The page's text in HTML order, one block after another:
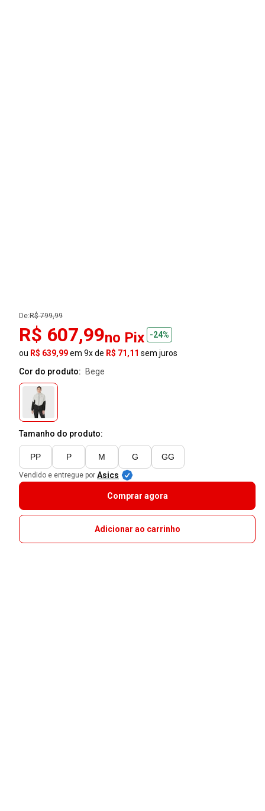
De:R$ 799,99
R$ 607,99no Pix
-24%
ou R$ 639,99em 9x de R$ 71,11 sem juros
Cor do produto:
bege
Tamanho do produto:
PP P M G GG
Vendido e entregue por Asics
Comprar agora
Adicionar ao carrinho